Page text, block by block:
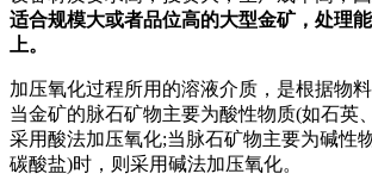
适合规模大或者品位高的大型金矿，处理
上。
加压氧化过程所用的溶液介质，是根据物料
当金矿的脉石矿物主要为酸性物质(如石英
采用酸法加压氧化;当脉石矿物主要为碱性
碳酸盐)时，则采用碱法加压氧化。